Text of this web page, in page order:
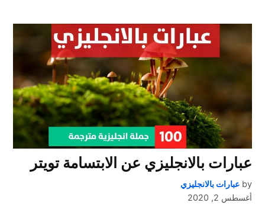
عبارات بالانجليزي عن الابتسامة تويتر
by عبارات بالانجليزي
أغسطس 2, 2020